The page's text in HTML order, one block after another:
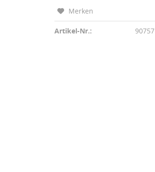
Merken
Artikel-Nr.: 90757